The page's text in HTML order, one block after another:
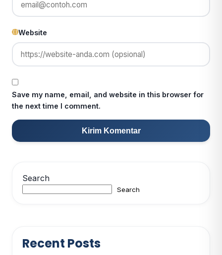
Website
Save my name, email, and website in this browser for
the next time I comment.
Search
Search
Recent Posts